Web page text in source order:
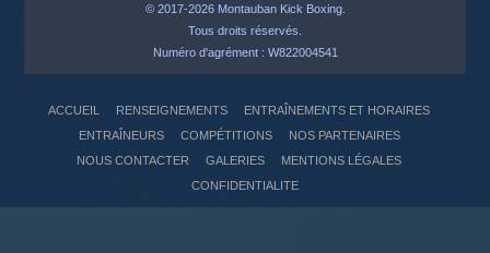
© 2017-2026 Montauban Kick Boxing.
Tous droits réservés.
Numéro d'agrément : W822004541
ACCUEIL RENSEIGNEMENTS
ENTRAÎNEMENTS ET HORAIRES
ENTRAÎNEURS
COMPÉTITIONS
NOS PARTENAIRES
NOUS CONTACTER
GALERIES
MENTIONS LÉGALES
CONFIDENTIALITE